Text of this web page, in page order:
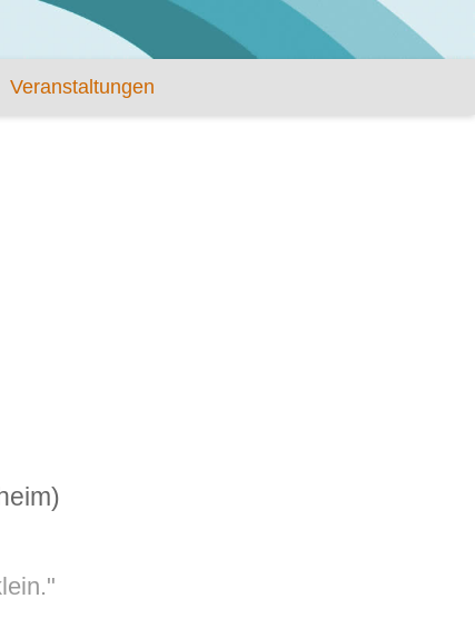
Veranstaltungen